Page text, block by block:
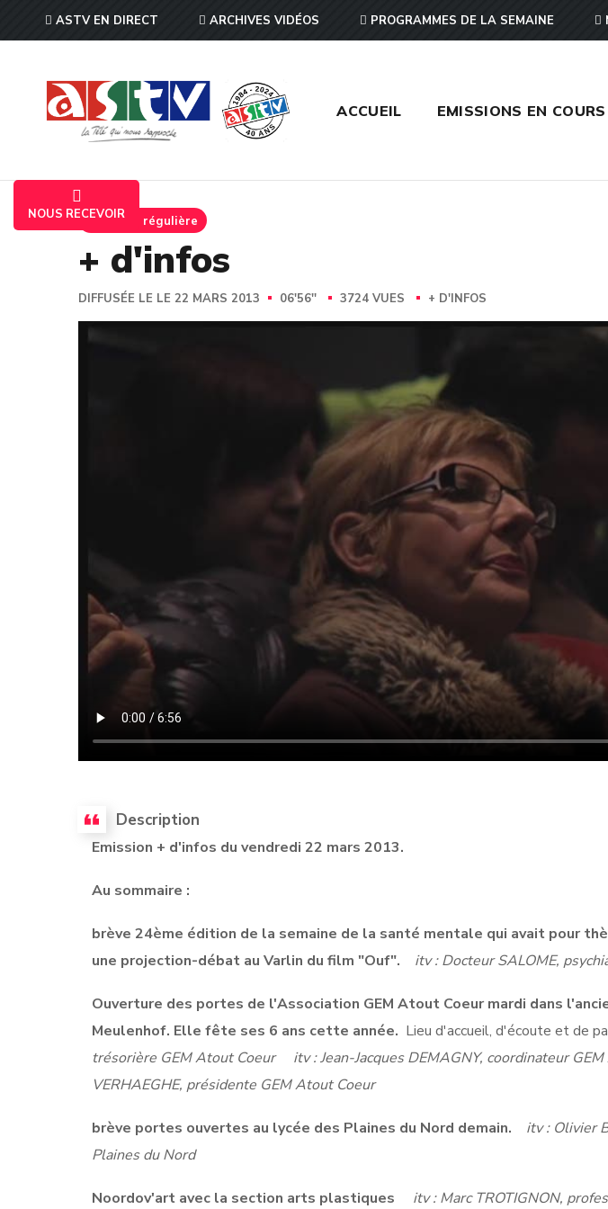
ASTV EN DIRECT ARCHIVES VIDÉOS PROGRAMMES DE LA SEMAINE
ACCUEIL EMISSIONS EN COURS
NOUS RECEVOIREmission régulière
+ d'infos
DIFFUSÉE LE LE 22 MARS 2013 06'56'' 3724 VUES + D'INFOS
Description
Emission + d'infos du vendredi 22 mars 2013.
Au sommaire :
brève 24ème édition de la semaine de la santé mentale qui avait pour
une projection-débat au Varlin du film "Ouf".
itv : Docteur SALOME,
Ouverture des portes de l'Association GEM Atout Coeur mardi dans
Meulenhof. Elle fête ses 6 ans cette année. Lieu d'accueil, d'écoute et de
trésorière GEM Atout Coeur
itv : Jean-Jacques DEMAGNY, coordinateur
VERHAEGHE, présidente GEM Atout Coeur
brève portes ouvertes au lycée des Plaines du Nord demain.
itv : Olivier
Plaines du Nord
Noordov'art avec la section arts plastiques itv : Marc TROTIGNON,